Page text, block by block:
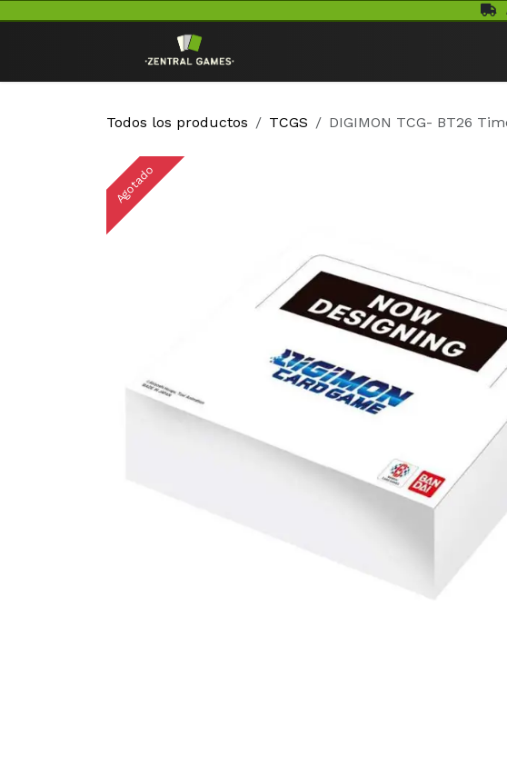
Todos los productos TCGS DIGIMON TCG- BT26
Agotado